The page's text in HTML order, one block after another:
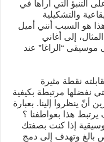
التنبؤ التي أراها في
والتشكيلية
هو السبب أنني أميل
إلى أغاني
“الراغا” عند
نقطة مثيرة
نفضلها مرتبطة بكيفية
أنّ ينظروا إلينا. بعبارة
يرتبط هذا بعواطفنا ؟
إذا كنت بصفتك
بالغ وتهدف إلى دمج